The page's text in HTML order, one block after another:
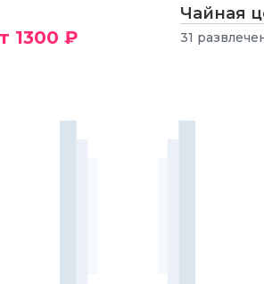
1300 ₽
Чайная
31